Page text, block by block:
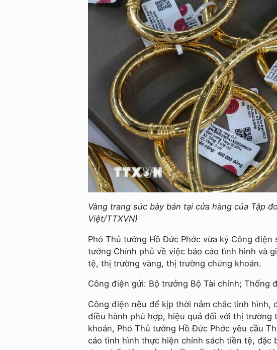
Vàng trang sức bày bán tại cửa hàng của Tập
Việt/TTXVN)
Phó Thủ tướng Hồ Đức Phớc vừa ký Công
tướng Chính phủ về việc báo cáo tình hình và
tệ, thị trường vàng, thị trường chứng khoán.
Công điện gửi: Bộ trưởng Bộ Tài chính; Thống
Công điện nêu để kịp thời nắm chắc tình hình,
điều hành phù hợp, hiệu quả đối với thị
khoán, Phó Thủ tướng Hồ Đức Phớc yêu cầu
cáo tình hình thực hiện chính sách tiền tệ, đặc